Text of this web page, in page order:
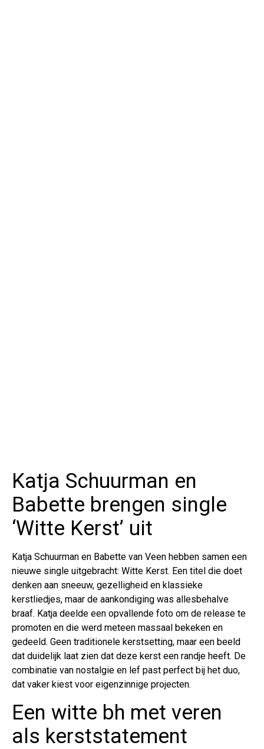
Katja Schuurman en
Babette brengen single
‘Witte Kerst’ uit
Katja Schuurman en Babette van Veen hebben samen een
nieuwe single uitgebracht: Witte Kerst. Een titel die doet
denken aan sneeuw, gezelligheid en klassieke
kerstliedjes, maar de aankondiging was allesbehalve
braaf. Katja deelde een opvallende foto om de release te
promoten en die werd meteen massaal bekeken en
gedeeld. Geen traditionele kerstsetting, maar een beeld
dat duidelijk laat zien dat deze kerst een randje heeft. De
combinatie van nostalgie en lef past perfect bij het duo,
dat vaker kiest voor eigenzinnige projecten.
Een witte bh met veren
als kerststatement